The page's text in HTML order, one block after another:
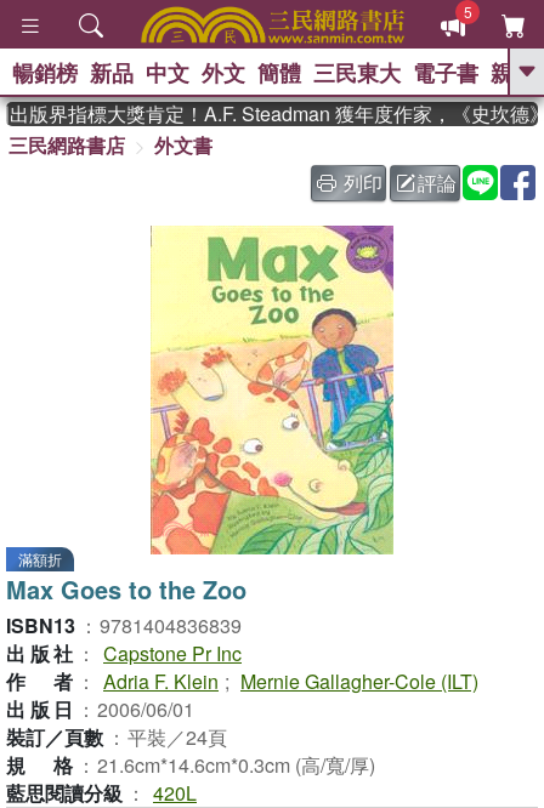
5
GO
The Odyssey 、 父親節 、 如果歷
史是一群喵 、 暑期推薦 、 國際布克
獎 臺灣漫遊錄 、 方念華
登輝時代 、 數學女孩：黎曼猜想
偉大的迷走神經
暢銷榜 新品 中文 外文 簡體 三民東大 電子書 親子
版界指標大獎肯定！A.F. Steadman 獲年度作家，《史坎德》
三民網路書店
外文書
列印
評論
滿額折
Max Goes to the Zoo
ISBN13 ： 9781404836839
出版社 ： Capstone Pr Inc
作者 ： Adria F. Klein ; Mernie Gallagher-Cole (ILT)
出版日 ： 2006/06/01
裝訂／頁數 ： 平裝／24頁
規格 ： 21.6cm*14.6cm*0.3cm (高/寬/厚)
藍思閱讀分級 ： 420L